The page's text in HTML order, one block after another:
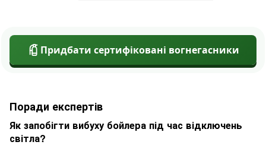
Придбати сертифіковані вогнегасники
Поради експертів
Як запобігти вибуху бойлера під час відключень
світла?